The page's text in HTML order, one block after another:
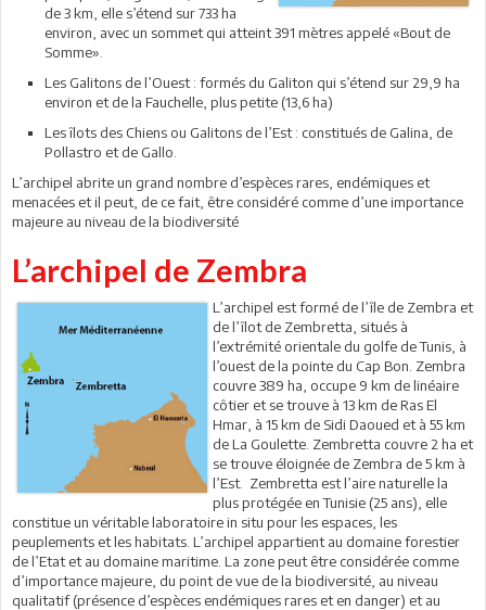
de 3 km, elle s’étend sur 733 ha
environ, avec un sommet qui atteint 391 mètres appelé «Bout de
Somme».
Les Galitons de l’Ouest : formés du Galiton qui s’étend sur 29,9 ha
environ et de la Fauchelle, plus petite (13,6 ha)
Les îlots des Chiens ou Galitons de l’Est : constitués de Galina, de
Pollastro et de Gallo.
L’archipel abrite un grand nombre d’espèces rares, endémiques et
menacées et il peut, de ce fait, être considéré comme d’une importance
majeure au niveau de la biodiversité
L’archipel de Zembra
L’archipel est formé de l’île de Zembra et
de l’îlot de Zembretta, situés à
l’extrémité orientale du golfe de Tunis, à
l’ouest de la pointe du Cap Bon. Zembra
couvre 389 ha, occupe 9 km de linéaire
côtier et se trouve à 13 km de Ras El
Hmar, à 15 km de Sidi Daoued et à 55 km
de La Goulette. Zembretta couvre 2 ha et
se trouve éloignée de Zembra de 5 km à
l’Est. Zembretta est l’aire naturelle la
plus protégée en Tunisie (25 ans), elle
constitue un véritable laboratoire in situ pour les espaces, les
peuplements et les habitats. L’archipel appartient au domaine forestier
de l’Etat et au domaine maritime. La zone peut être considérée comme
d’importance majeure, du point de vue de la biodiversité, au niveau
qualitatif (présence d’espèces endémiques rares et en danger) et au